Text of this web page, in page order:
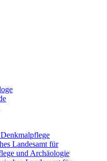
Landesamt für
und Archäologie